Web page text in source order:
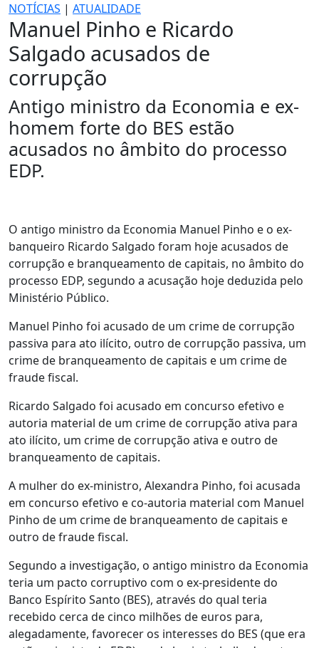
NOTÍCIAS | ATUALIDADE
Manuel Pinho e Ricardo
Salgado acusados de
corrupção
Antigo ministro da Economia e ex-
homem forte do BES estão
acusados no âmbito do processo
EDP.
O antigo ministro da Economia Manuel Pinho e o ex-
banqueiro Ricardo Salgado foram hoje acusados de
corrupção e branqueamento de capitais, no âmbito do
processo EDP, segundo a acusação hoje deduzida pelo
Ministério Público.
Manuel Pinho foi acusado de um crime de corrupção
passiva para ato ilícito, outro de corrupção passiva, um
crime de branqueamento de capitais e um crime de
fraude fiscal.
Ricardo Salgado foi acusado em concurso efetivo e
autoria material de um crime de corrupção ativa para
ato ilícito, um crime de corrupção ativa e outro de
branqueamento de capitais.
A mulher do ex-ministro, Alexandra Pinho, foi acusada
em concurso efetivo e co-autoria material com Manuel
Pinho de um crime de branqueamento de capitais e
outro de fraude fiscal.
Segundo a investigação, o antigo ministro da Economia
teria um pacto corruptivo com o ex-presidente do
Banco Espírito Santo (BES), através do qual teria
recebido cerca de cinco milhões de euros para,
alegadamente, favorecer os interesses do BES (que era